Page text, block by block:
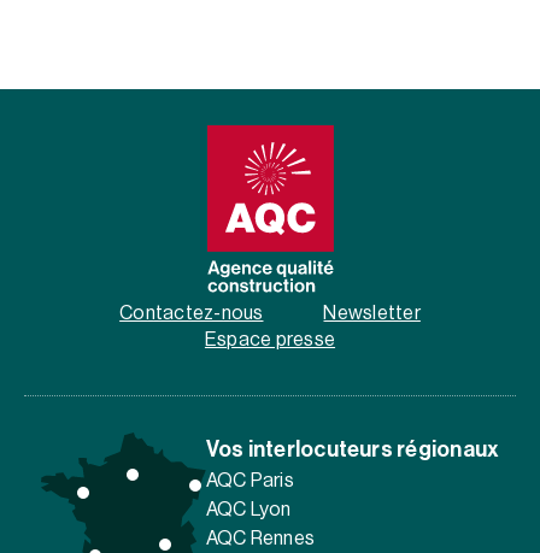
Contactez-nous
Newsletter
Espace presse
Vos interlocuteurs régionaux
AQC Paris
AQC Lyon
AQC Rennes